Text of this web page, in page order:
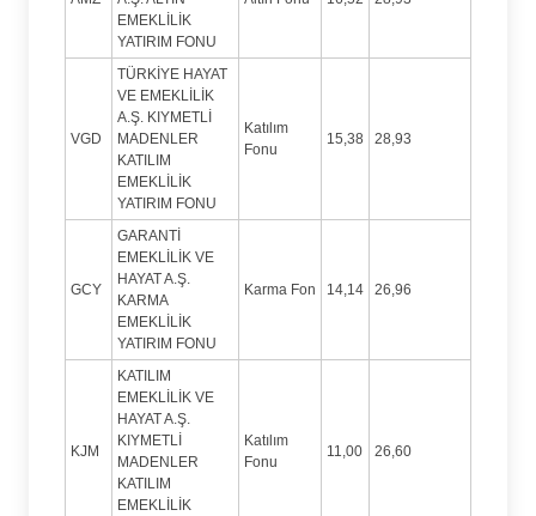
EMEKLİLİK
YATIRIM FONU
VGD
TÜRKİYE HAYAT
VE EMEKLİLİK
A.Ş. KIYMETLİ
MADENLER
KATILIM
EMEKLİLİK
YATIRIM FONU
Katılım
Fonu
15,38 28,93
GCY
GARANTİ
EMEKLİLİK VE
HAYAT A.Ş.
KARMA
EMEKLİLİK
YATIRIM FONU
Karma Fon 14,14 26,96
KJM
KATILIM
EMEKLİLİK VE
HAYAT A.Ş.
KIYMETLİ
MADENLER
KATILIM
EMEKLİLİK
Katılım
Fonu
11,00 26,60